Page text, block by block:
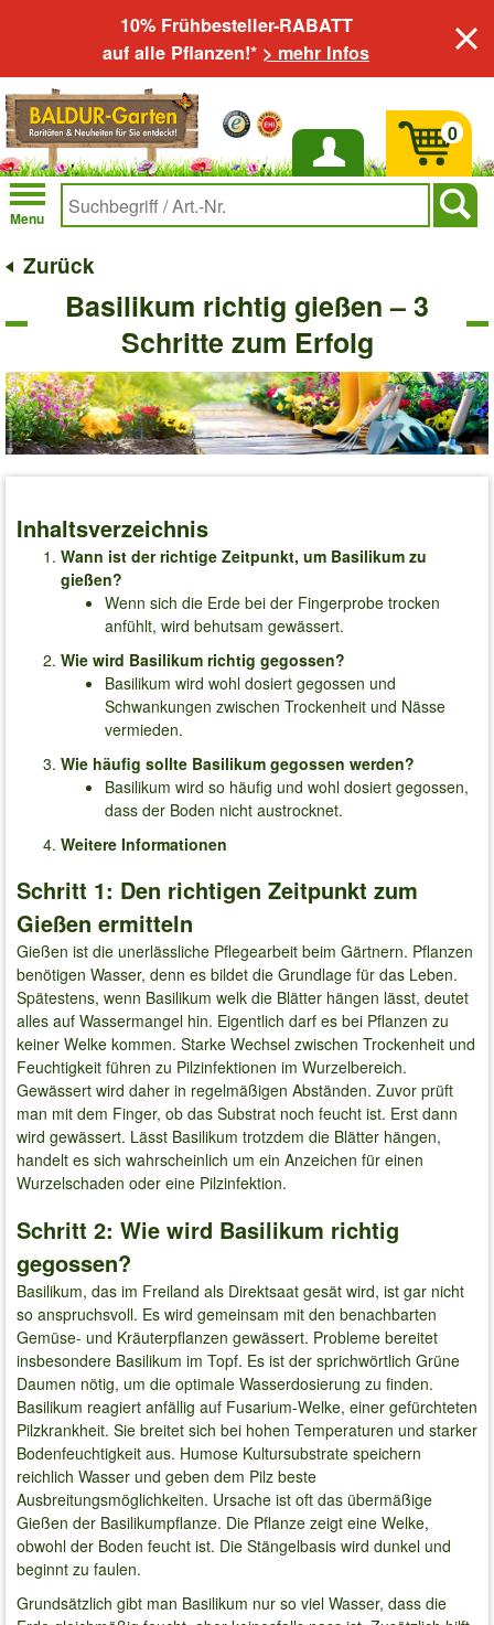
10% Frühbesteller-RABATT
auf alle Pflanzen!* > mehr Infos
Anmelden
Menu
0
Zurück
Basilikum richtig gießen – 3
Schritte zum Erfolg
Inhaltsverzeichnis
Wann ist der richtige Zeitpunkt, um Basilikum zu
gießen?
Wenn sich die Erde bei der Fingerprobe trocken
anfühlt, wird behutsam gewässert.
Wie wird Basilikum richtig gegossen?
Basilikum wird wohl dosiert gegossen und
Schwankungen zwischen Trockenheit und Nässe
vermieden.
Wie häufig sollte Basilikum gegossen werden?
Basilikum wird so häufig und wohl dosiert gegossen,
dass der Boden nicht austrocknet.
Weitere Informationen
Schritt 1: Den richtigen Zeitpunkt zum
Gießen ermitteln
Gießen ist die unerlässliche Pflegearbeit beim Gärtnern. Pflanzen
benötigen Wasser, denn es bildet die Grundlage für das Leben.
Spätestens, wenn Basilikum welk die Blätter hängen lässt, deutet
alles auf Wassermangel hin. Eigentlich darf es bei Pflanzen zu
keiner Welke kommen. Starke Wechsel zwischen Trockenheit und
Feuchtigkeit führen zu Pilzinfektionen im Wurzelbereich.
Gewässert wird daher in regelmäßigen Abständen. Zuvor prüft
man mit dem Finger, ob das Substrat noch feucht ist. Erst dann
wird gewässert. Lässt Basilikum trotzdem die Blätter hängen,
handelt es sich wahrscheinlich um ein Anzeichen für einen
Wurzelschaden oder eine Pilzinfektion.
Schritt 2: Wie wird Basilikum richtig
gegossen?
Basilikum, das im Freiland als Direktsaat gesät wird, ist gar nicht
so anspruchsvoll. Es wird gemeinsam mit den benachbarten
Gemüse- und Kräuterpflanzen gewässert. Probleme bereitet
insbesondere Basilikum im Topf. Es ist der sprichwörtlich Grüne
Daumen nötig, um die optimale Wasserdosierung zu finden.
Basilikum reagiert anfällig auf Fusarium-Welke, einer gefürchteten
Pilzkrankheit. Sie breitet sich bei hohen Temperaturen und starker
Bodenfeuchtigkeit aus. Humose Kultursubstrate speichern
reichlich Wasser und geben dem Pilz beste
Ausbreitungsmöglichkeiten. Ursache ist oft das übermäßige
Gießen der Basilikumpflanze. Die Pflanze zeigt eine Welke,
obwohl der Boden feucht ist. Die Stängelbasis wird dunkel und
beginnt zu faulen.
Grundsätzlich gibt man Basilikum nur so viel Wasser, dass die